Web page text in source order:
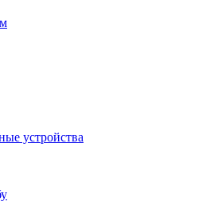
устройства